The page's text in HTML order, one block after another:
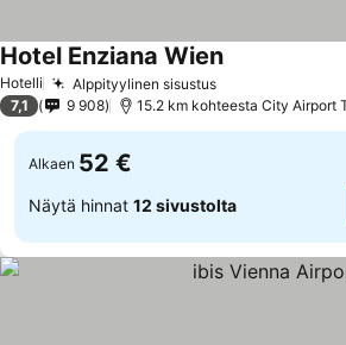
Hotelli Alppityylinen sisustus
Hotel Enziana Wien
7,1 9 908 15.2 km kohteesta City Airport
Alkaen 52 €
Näytä hinnat 12 sivustolta